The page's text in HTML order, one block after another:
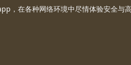
，在各种网络环境中尽情体验安全与